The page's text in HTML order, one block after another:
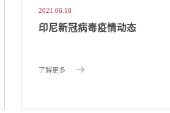
2021.06.18
印尼新冠病毒疫情动态
了解更多